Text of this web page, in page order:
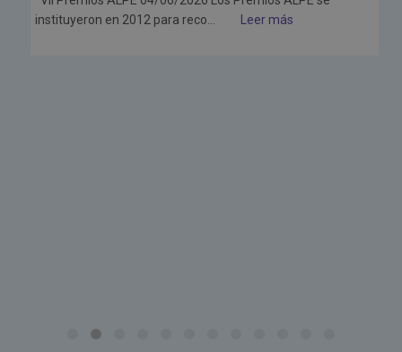
instituyeron en 2012 para reco...
Leer más